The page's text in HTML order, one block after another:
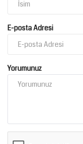
E-posta Adresi
Yorumunuz